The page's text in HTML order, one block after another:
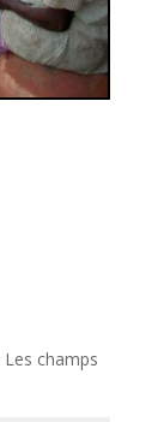
Les champs